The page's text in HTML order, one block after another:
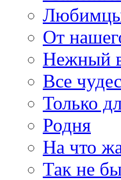
От
Нежный
Все
Только
Родня
На что
Так не